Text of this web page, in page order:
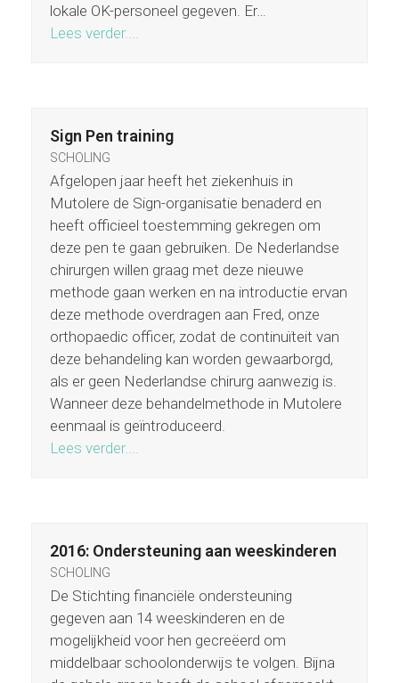
lokale OK-personeel gegeven. Er…
Lees verder....
Sign Pen training
SCHOLING
Afgelopen jaar heeft het ziekenhuis in
Mutolere de Sign-organisatie benaderd en
heeft officieel toestemming gekregen om
deze pen te gaan gebruiken. De Nederlandse
chirurgen willen graag met deze nieuwe
methode gaan werken en na introductie ervan
deze methode overdragen aan Fred, onze
orthopaedic officer, zodat de continuïteit van
deze behandeling kan worden gewaarborgd,
als er geen Nederlandse chirurg aanwezig is.
Wanneer deze behandelmethode in Mutolere
eenmaal is geïntroduceerd.
Lees verder....
2016: Ondersteuning aan weeskinderen
SCHOLING
De Stichting financiële ondersteuning
gegeven aan 14 weeskinderen en de
mogelijkheid voor hen gecreëerd om
middelbaar schoolonderwijs te volgen. Bijna